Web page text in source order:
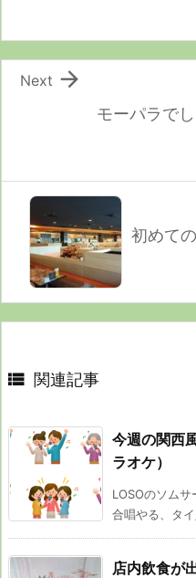
モーパラで

Next
初めて
 関連記事
今週の関西
ラオケ）
LOSOのソム
合唱やる、タ
店内飲食が